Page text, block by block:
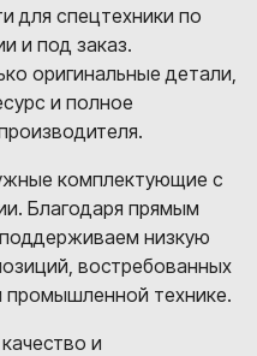
для спецтехники по
и под заказ.
оригинальные детали,
и полное
комплектующие с
Благодаря прямым
низкую
востребованных
технике.
и